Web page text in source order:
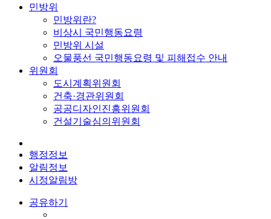
민방위
민방위란?
비상시 국민행동요령
민방위 시설
오물풍선 국민행동요령 및 피해접수 안내
위원회
도시계획위원회
건축·경관위원회
공공디자인진흥위원회
건설기술심의위원회
행정정보
알림정보
시정알림방
공유하기